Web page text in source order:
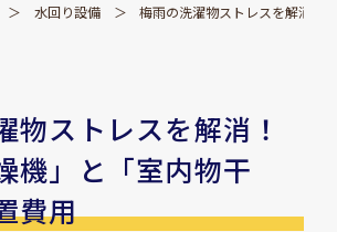
水回り設備 梅雨の洗濯物ストレスを解消！
物ストレスを解消！
機」と「室内物干
費用